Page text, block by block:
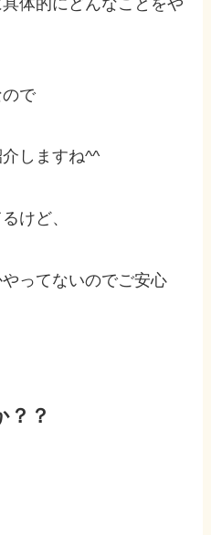
で
しますね^^
けど、
ってないのでご安心
？？